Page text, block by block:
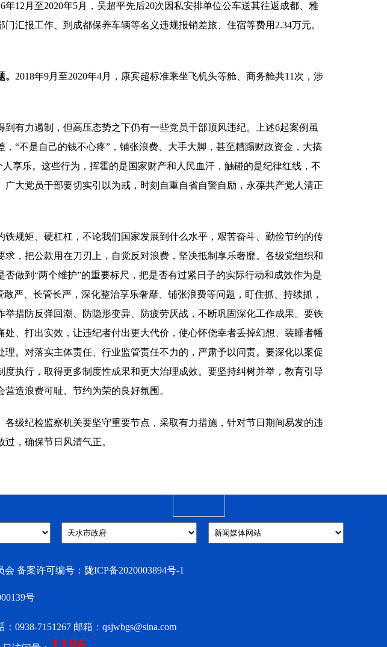
年12月至2020年5月，吴超平先后20次因私安排单位公车送其往返成都、雅
汇报工作、到成都保养车辆等名义违规报销差旅、住宿等费用2.34万元。
2018年9月至2020年4月，康宾超标准乘坐飞机头等舱、商务舱共11次，涉
力遏制，但高压态势之下仍有一些党员干部顶风违纪。上述6起案例虽
“不是自己的钱不心疼”，铺张浪费、大手大脚，甚至糟蹋财政资金，大搞
享乐。这些行为，挥霍的是国家财产和人民血汗，触碰的是纪律红线，不
大党员干部要切实引以为戒，时刻自重自省自警自励，永葆共产党人清正
矩、硬杠杠，不论我们国家发展到什么水平，艰苦奋斗、勤俭节约的传
，把公款用在刀刃上，自觉反对浪费，坚决抵制享乐奢靡。各级党组织和
做到“两个维护”的重要标尺，把是否有过紧日子的实际行动和成效作为是
严、长管长严，深化整治享乐奢靡、铺张浪费等问题，盯住抓、持续抓，
措防反弹回潮、防隐形变异、防疲劳厌战，不断巩固深化工作成果。要铁
、打出实效，让违纪者付出更大代价，使心怀侥幸者丢掉幻想、装睡者幡
。对落实主体责任、行业监管责任不力的，严肃予以问责。要深化以案促
执行，取得更多制度性成果和更大治理成效。要坚持纠树并举，教育引导
造浪费可耻、节约为荣的良好氛围。
纪检监察机关要坚守重要节点，采取有力措施，针对节日期间易发的违
，确保节日风清气正。
备案许可编号：陇ICP备2020003894号-1
号
0938-7151267 邮箱：qsjwbgs@sina.com